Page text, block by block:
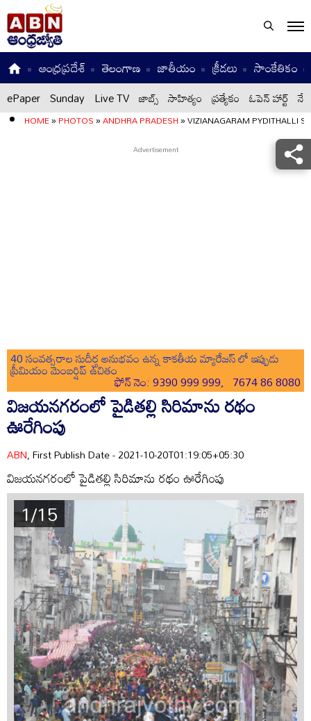
ఆంధ్రప్రదేశ్ తెలంగాణ జాతీయం క్రీడలు సాంకేతికం
ePaper Sunday Live TV జాబ్స్ సాహిత్యం ప్రత్యేకం ఓపెన్ హార్ట్
HOME»PHOTOS»ANDHRA PRADESH»VIZIANAGARAM PYDITHALLI
40 సంవత్సరాల సుదీర్ఘ అనుభవం ఉన్న కాకతీయ మ్యారేజస్ లో ఇప్పుడు
ప్రీమియం మెంబర్షిప్ ఉచితం
ఫోన్ నెం: 9390 999 999, 7674 86 8080
విజయనగరంలో పైడితల్లి సిరిమాను రథం
ఊరేగింపు
ABN, First Publish Date - 2021-10-20T01:19:05+05:30
విజయనగరంలో పైడితల్లి సిరిమాను రథం ఊరేగింపు
1/15